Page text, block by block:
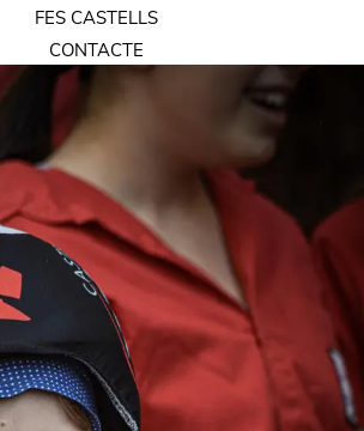
FES CASTELLS
CONTACTE